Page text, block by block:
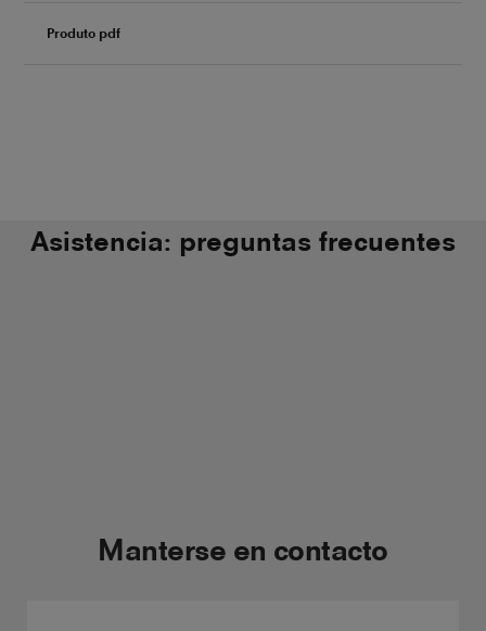
Produto pdf
Asistencia: preguntas frecuentes
Manterse en contacto